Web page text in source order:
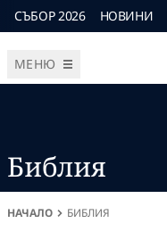
СЪБОР 2026 НОВИНИ
МЕНЮ
Библия
НАЧАЛО БИБЛИЯ